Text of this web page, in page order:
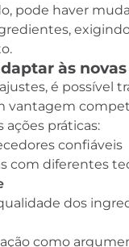
pode haver
às
é possível
vantagem
ações práticas:
confiáveis
com diferentes
dos
como